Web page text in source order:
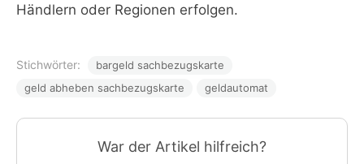
Händlern oder Regionen erfolgen.
Stichwörter:
bargeld sachbezugskarte
geld abheben sachbezugskarte
geldautomat
War der Artikel hilfreich?